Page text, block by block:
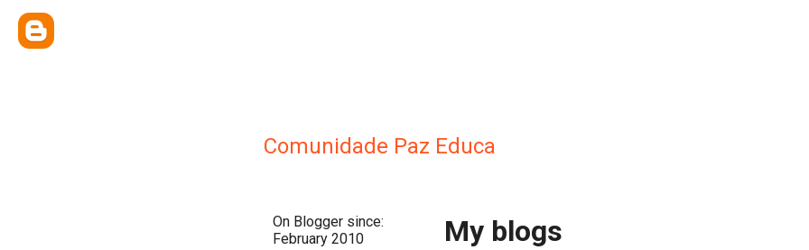
Comunidade Paz Educa
On Blogger since:
February 2010
My blogs